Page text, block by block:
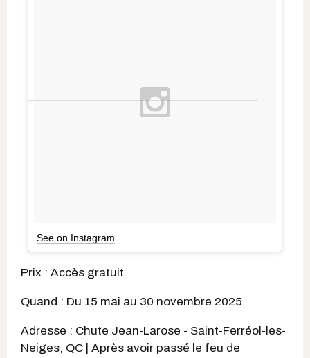
See on Instagram
Prix : Accès gratuit
Quand : Du 15 mai au 30 novembre 2025
Adresse : Chute Jean-Larose - Saint-Ferréol-les-
Neiges, QC | Après avoir passé le feu de